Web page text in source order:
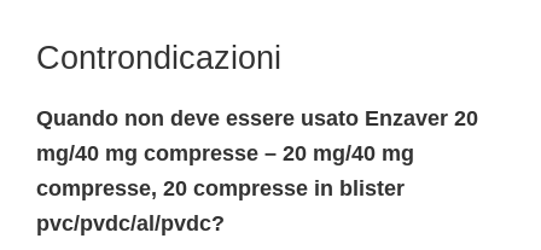
Controndicazioni
Quando non deve essere usato Enzaver 20
mg/40 mg compresse – 20 mg/40 mg
compresse, 20 compresse in blister
pvc/pvdc/al/pvdc?